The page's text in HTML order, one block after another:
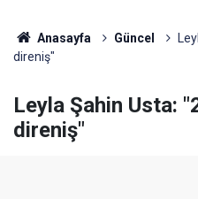
Anasayfa Güncel
direniş"
Leyla Şahin Usta:
direniş"